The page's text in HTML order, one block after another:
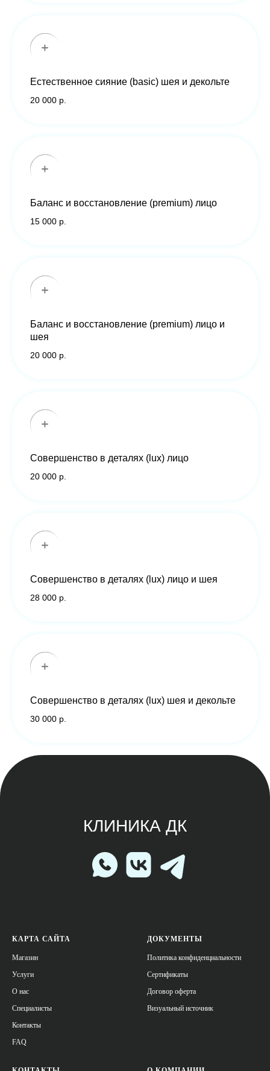
Естественное сияние (basic) шея и декольте
20 000 р.
Баланс и восстановление (premium) лицо
15 000 р.
Баланс и восстановление (premium) лицо и
шея
20 000 р.
Совершенство в деталях (lux) лицо
20 000 р.
Совершенство в деталях (lux) лицо и шея
28 000 р.
Совершенство в деталях (lux) шея и декольте
30 000 р.
КАРТА САЙТА
Магазин
Услуги
О нас
Специалисты
Контакты
FAQ
ДОКУМЕНТЫ
Политика конфиденциальности
Сертификаты
Договор оферта
Визуальный источник